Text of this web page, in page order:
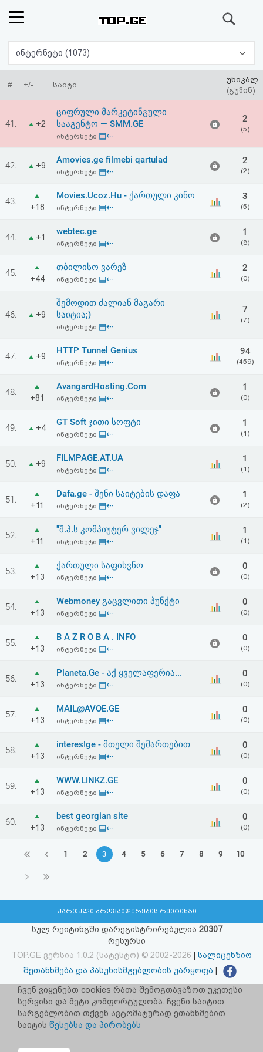
რეიტინგი
(მთავარი)
პაროლის
აღდგენა
სალიცენზიო
და
პასუხისმგებლობის
ინტერნეტი (1073)
# +/- საიტი
უნიკალ.
(გუშინ)
41. +2
ციფრული მარკეტინგული
სააგენტო — SMM.GE
ინტერნეტი ▤⇠
2
(5)
42. +9
Amovies.ge filmebi qartulad
ინტერნეტი ▤⇠
2
(2)
43.
+18
Movies.Ucoz.Hu - ქართული კინო
ინტერნეტი ▤⇠
3
(5)
44. +1
webtec.ge
ინტერნეტი ▤⇠
1
(8)
45.
+44
თბილისო ვარეზ
ინტერნეტი ▤⇠
2
(0)
46. +9
შემოდით ძალიან მაგარი
საიტია;)
ინტერნეტი ▤⇠
7
(7)
47. +9
HTTP Tunnel Genius
ინტერნეტი ▤⇠
94
(459)
48.
+81
AvangardHosting.Com
ინტერნეტი ▤⇠
1
(0)
49. +4
GT Soft ჯითი სოფტი
ინტერნეტი ▤⇠
1
(1)
50. +9
FILMPAGE.AT.UA
ინტერნეტი ▤⇠
1
(1)
51.
+11
Dafa.ge - შენი საიტების დაფა
ინტერნეტი ▤⇠
1
(2)
52.
+11
"შ.პ.ს კომპიუტერ ვილეჯ"
ინტერნეტი ▤⇠
1
(1)
53.
+13
ქართული საფიხვნო
ინტერნეტი ▤⇠
0
(0)
54.
+13
Webmoney გაცვლითი პუნქტი
ინტერნეტი ▤⇠
0
(0)
55.
+13
B A Z R O B A . INFO
ინტერნეტი ▤⇠
0
(0)
56.
+13
Planeta.Ge - აქ ყველაფერია...
ინტერნეტი ▤⇠
0
(0)
57.
+13
MAIL@AVOE.GE
ინტერნეტი ▤⇠
0
(0)
58.
+13
interes!ge - მთელი შემართებით
ინტერნეტი ▤⇠
0
(0)
59.
+13
WWW.LINKZ.GE
ინტერნეტი ▤⇠
0
(0)
60.
+13
best georgian site
ინტერნეტი ▤⇠
0
(0)
1 2 3 4 5 6 7 8 9 10
ქართული პროვაიდერების რეიტინგი
სულ რეიტინგში დარეგისტრირებულია 20307
რესურსი
TOP.GE ვერსია 1.0.2 (სატესტო) © 2002-2026
სალიცენზიო
შეთანხმება და პასუხისმგებლობის უარყოფა
facebook.com/TOP.GE
იხილეთ TOP.GE - ის ძველი ვერსია ბმულზე
ჩვენ ვიყენებთ cookies რათა შემოგთავაზოთ უკეთესი
სერვისი და მეტი კომფორტულობა. ჩვენი საიტით
სარგებლობით თქვენ ავტომატურად ეთანხმებით
საიტის წესებსა და პირობებს